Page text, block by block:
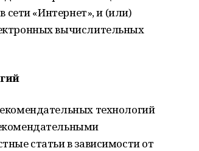
сети «Интернет», и (или)
вычислительных
технологий
статьи в зависимости от